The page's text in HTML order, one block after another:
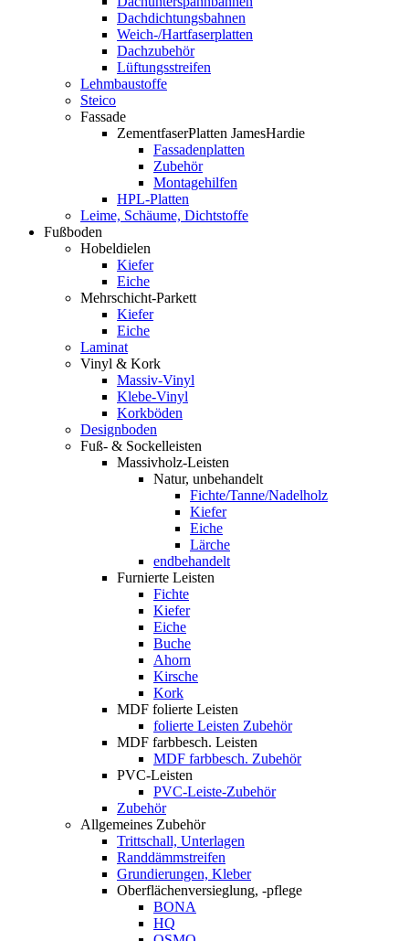
Dachdichtungsbahnen
Weich-/Hartfaserplatten
Dachzubehör
Lüftungsstreifen
Lehmbaustoffe
Steico
Fassade
ZementfaserPlatten JamesHardie
Fassadenplatten
Zubehör
Montagehilfen
HPL-Platten
Leime, Schäume, Dichtstoffe
Fußboden
Hobeldielen
Kiefer
Eiche
Mehrschicht-Parkett
Kiefer
Eiche
Laminat
Vinyl & Kork
Massiv-Vinyl
Klebe-Vinyl
Korkböden
Designboden
Fuß- & Sockelleisten
Massivholz-Leisten
Natur, unbehandelt
Fichte/Tanne/Nadelholz
Kiefer
Eiche
Lärche
endbehandelt
Furnierte Leisten
Fichte
Kiefer
Eiche
Buche
Ahorn
Kirsche
Kork
MDF folierte Leisten
folierte Leisten Zubehör
MDF farbbesch. Leisten
MDF farbbesch. Zubehör
PVC-Leisten
PVC-Leiste-Zubehör
Zubehör
Allgemeines Zubehör
Trittschall, Unterlagen
Randdämmstreifen
Grundierungen, Kleber
Oberflächenversieglung, -pflege
BONA
HQ